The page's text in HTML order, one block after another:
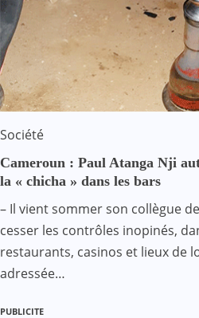
Société
Cameroun : Paul Atanga Nji
la « chicha » dans les bars
– Il vient sommer son collègue
cesser les contrôles inopinés,
restaurants, casinos et lieux de
adressée…
PUBLICITE